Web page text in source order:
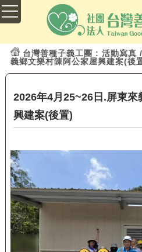
台灣善種子義工團 : 活動寫真
義鄉文樂村陳阿公家屋興建案(後
2026年4月25~26日.屏東
興建案(後置)